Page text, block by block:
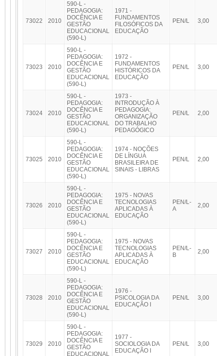
73022 2010
590-L -
PEDAGOGIA:
DOCÊNCIA E
GESTÃO
EDUCACIONAL
(590-L)
1971 -
FUNDAMENTOS
FILOSÓFICOS DA
EDUCAÇÃO
PEN/L 3,00
73023 2010
590-L -
PEDAGOGIA:
DOCÊNCIA E
GESTÃO
EDUCACIONAL
(590-L)
1972 -
FUNDAMENTOS
HISTÓRICOS DA
EDUCAÇÃO
PEN/L 3,00
73024 2010
590-L -
PEDAGOGIA:
DOCÊNCIA E
GESTÃO
EDUCACIONAL
(590-L)
1973 -
INTRODUÇÃO À
PEDAGOGIA:
ORGANIZAÇÃO
DO TRABALHO
PEDAGÓGICO
PEN/L 2,00
73025 2010
590-L -
PEDAGOGIA:
DOCÊNCIA E
GESTÃO
EDUCACIONAL
(590-L)
1974 - NOÇÕES
DE LÍNGUA
BRASILEIRA DE
SINAIS - LIBRAS
PEN/L 2,00
73026 2010
590-L -
PEDAGOGIA:
DOCÊNCIA E
GESTÃO
EDUCACIONAL
(590-L)
1975 - NOVAS
TECNOLOGIAS
APLICADAS À
EDUCAÇÃO
PEN/L-
A
2,00
73027 2010
590-L -
PEDAGOGIA:
DOCÊNCIA E
GESTÃO
EDUCACIONAL
(590-L)
1975 - NOVAS
TECNOLOGIAS
APLICADAS À
EDUCAÇÃO
PEN/L-
B
2,00
73028 2010
590-L -
PEDAGOGIA:
DOCÊNCIA E
GESTÃO
EDUCACIONAL
(590-L)
1976 -
PSICOLOGIA DA
EDUCAÇÃO I
PEN/L 3,00
73029 2010
590-L -
PEDAGOGIA:
DOCÊNCIA E
GESTÃO
EDUCACIONAL
1977 -
SOCIOLOGIA DA
EDUCAÇÃO I
PEN/L 3,00